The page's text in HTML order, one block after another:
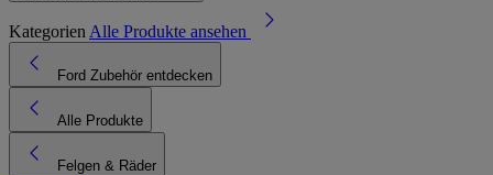
Kategorien Alle Produkte ansehen
Ford Zubehör entdecken
Alle Produkte
Felgen & Räder